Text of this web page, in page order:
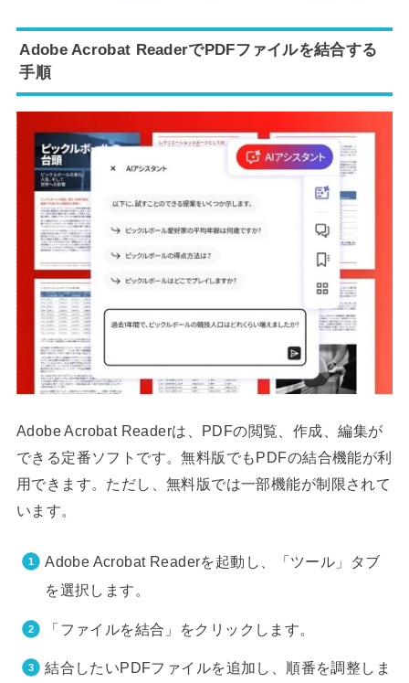
Adobe Acrobat ReaderでPDFファイルを結合する
手順
Adobe Acrobat Readerは、PDFの閲覧、作成、編集が
できる定番ソフトです。無料版でもPDFの結合機能が利
用できます。ただし、無料版では一部機能が制限されて
います。
Adobe Acrobat Readerを起動し、「ツール」タブ
を選択します。
「ファイルを結合」をクリックします。
結合したいPDFファイルを追加し、順番を調整しま